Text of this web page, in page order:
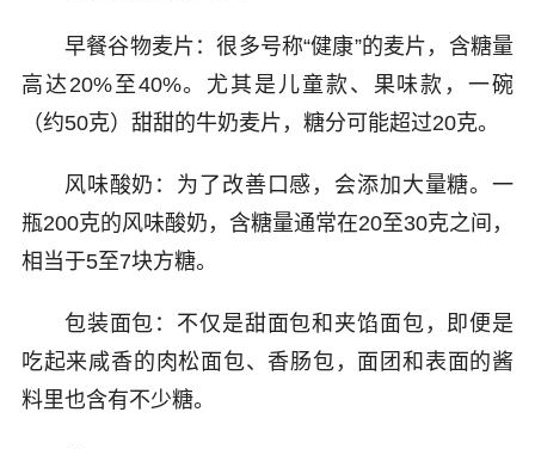
早餐谷物麦片：很多号称“健康”的麦片，含糖量
高达20%至40%。尤其是儿童款、果味款，一碗
（约50克）甜甜的牛奶麦片，糖分可能超过20克。
风味酸奶：为了改善口感，会添加大量糖。一
瓶200克的风味酸奶，含糖量通常在20至30克之间，
相当于5至7块方糖。
包装面包：不仅是甜面包和夹馅面包，即便是
吃起来咸香的肉松面包、香肠包，面团和表面的酱
料里也含有不少糖。